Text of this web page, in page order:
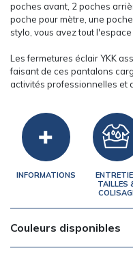
poches avant, 2 poches
poche pour mètre, une
stylo, vous avez tout
Les fermetures éclair YKK
faisant de ces pantalons
activités professionnelles et
INFORMATIONS
TAILLES
Couleurs disponibles